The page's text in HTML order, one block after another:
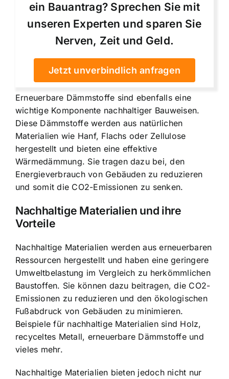
ein Bauantrag? Sprechen Sie mit
unseren Experten und sparen Sie
Nerven, Zeit und Geld.
Jetzt unverbindlich anfragen
Erneuerbare Dämmstoffe sind ebenfalls eine
wichtige Komponente nachhaltiger Bauweisen.
Diese Dämmstoffe werden aus natürlichen
Materialien wie Hanf, Flachs oder Zellulose
hergestellt und bieten eine effektive
Wärmedämmung. Sie tragen dazu bei, den
Energieverbrauch von Gebäuden zu reduzieren
und somit die CO2-Emissionen zu senken.
Nachhaltige Materialien und ihre
Vorteile
Nachhaltige Materialien werden aus erneuerbaren
Ressourcen hergestellt und haben eine geringere
Umweltbelastung im Vergleich zu herkömmlichen
Baustoffen. Sie können dazu beitragen, die CO2-
Emissionen zu reduzieren und den ökologischen
Fußabdruck von Gebäuden zu minimieren.
Beispiele für nachhaltige Materialien sind Holz,
recyceltes Metall, erneuerbare Dämmstoffe und
vieles mehr.
Nachhaltige Materialien bieten jedoch nicht nur